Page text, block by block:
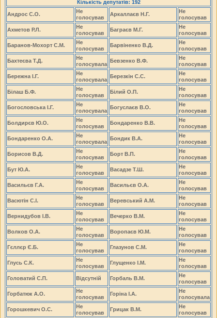
Кількість депутатів: 192
Андрос С.О.
Не
голосував
Аркаллаєв Н.Г.
Не
голосував
Ахметов Р.Л.
Не
голосував
Баграєв М.Г.
Не
голосував
Баранов-Мохорт С.М.
Не
голосував
Барвіненко В.Д.
Не
голосував
Бахтеєва Т.Д.
Не
голосувала
Бевзенко В.Ф.
Не
голосував
Бережна І.Г.
Не
голосувала
Березкін С.С.
Не
голосував
Білаш Б.Ф.
Не
голосував
Білий О.П.
Не
голосував
Богословська І.Г.
Не
голосувала
Богуслаєв В.О.
Не
голосував
Болдирєв Ю.О.
Не
голосував
Бондаренко В.В.
Не
голосував
Бондаренко О.А.
Не
голосувала
Бондик В.А.
Не
голосував
Борисов В.Д.
Не
голосував
Борт В.П.
Не
голосував
Бут Ю.А.
Не
голосував
Васадзе Т.Ш.
Не
голосував
Васильєв Г.А.
Не
голосував
Васильєв О.А.
Не
голосував
Васютін С.І.
Не
голосував
Веревський А.М.
Не
голосував
Вернидубов І.В.
Не
голосував
Вечерко В.М.
Не
голосував
Волков О.А.
Не
голосував
Воропаєв Ю.М.
Не
голосував
Гєллєр Є.Б.
Не
голосував
Глазунов С.М.
Не
голосував
Глусь С.К.
Не
голосував
Глущенко І.М.
Не
голосував
Головатий С.П. Відсутній Горбаль В.М.
Не
голосував
Горбатюк А.О.
Не
голосував
Горіна І.А.
Не
голосувала
Горошкевич О.С.
Не
голосував
Грицак В.М.
Не
голосував